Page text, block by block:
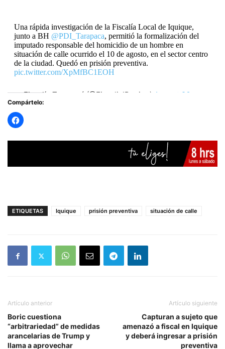
Una rápida investigación de la Fiscalía Local de Iquique,
junto a BH @PDI_Tarapaca, permitió la formalización del
imputado responsable del homicidio de un hombre en
situación de calle ocurrido el 10 de agosto, en el sector centro
de la ciudad. Quedó en prisión preventiva.
pic.twitter.com/XpMfBC1EOH
— Fiscalía Tarapacá (@FiscaliaIRegion) August 26,
2025
Compártelo:
ETIQUETAS Iquique prisión preventiva situación de calle
Artículo anterior
Boric cuestiona
“arbitrariedad” de medidas
arancelarias de Trump y
llama a aprovechar
Artículo siguiente
Capturan a sujeto que
amenazó a fiscal en Iquique
y deberá ingresar a prisión
preventiva